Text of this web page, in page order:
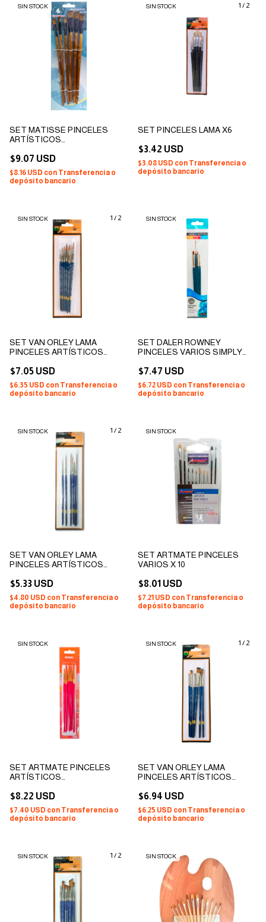
SIN STOCK
SET MATISSE PINCELES
ARTÍSTICOS
SINTÉTICOS CABEZA CHATA
X 6
$9.07 USD
$8.16 USD con Transferencia o
depósito bancario
1 / 2
SIN STOCK
SET PINCELES LAMA X6
$3.42 USD
$3.08 USD con Transferencia o
depósito bancario
1 / 2
SIN STOCK
SET VAN ORLEY LAMA
PINCELES ARTÍSTICOS
SINTÉTICOS MODELO
REDONDO X 6
$7.05 USD
$6.35 USD con Transferencia o
depósito bancario
SIN STOCK
SET DALER ROWNEY
PINCELES VARIOS SIMPLY
PELO NATURAL DE MARTA X 4
$7.47 USD
$6.72 USD con Transferencia o
depósito bancario
1 / 2
SIN STOCK
SET VAN ORLEY LAMA
PINCELES ARTÍSTICOS
SINTÉTICOS MODELO LINER
LARGO X 6
$5.33 USD
$4.80 USD con Transferencia o
depósito bancario
SIN STOCK
SET ARTMATE PINCELES
VARIOS X 10
$8.01 USD
$7.21 USD con Transferencia o
depósito bancario
SIN STOCK
SET ARTMATE PINCELES
ARTÍSTICOS
SINTÉTICOS CABEZA
REDONDA X 5
$8.22 USD
$7.40 USD con Transferencia o
depósito bancario
1 / 2
SIN STOCK
SET VAN ORLEY LAMA
PINCELES ARTÍSTICOS
SINTÉTICOS MODELO
CHATO X 6
$6.94 USD
$6.25 USD con Transferencia o
depósito bancario
1 / 2
SIN STOCK SIN STOCK